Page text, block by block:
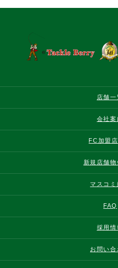
店舗一
会社案
FC加盟
新規店舗物
マスコミ
FAQ
採用情
お問い合